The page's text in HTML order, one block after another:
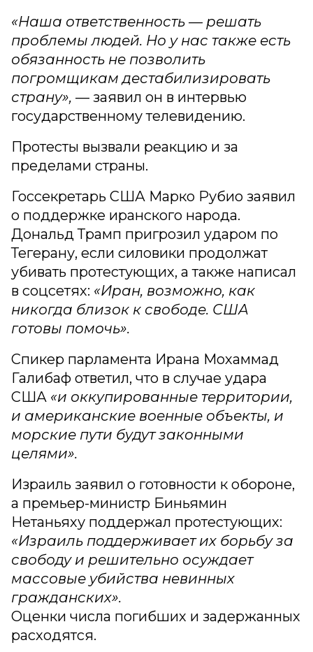
«Наша ответственность — решать
проблемы людей. Но у нас также есть
обязанность не позволить
погромщикам дестабилизировать
страну», — заявил он в интервью
государственному телевидению.
Протесты вызвали реакцию и за
пределами страны.
Госсекретарь США Марко Рубио заявил
о поддержке иранского народа.
Дональд Трамп пригрозил ударом по
Тегерану, если силовики продолжат
убивать протестующих, а также написал
в соцсетях: «Иран, возможно, как
никогда близок к свободе. США
готовы помочь».
Спикер парламента Ирана Мохаммад
Галибаф ответил, что в случае удара
США «и оккупированные территории,
и американские военные объекты, и
морские пути будут законными
целями».
Израиль заявил о готовности к обороне,
а премьер-министр Биньямин
Нетаньяху поддержал протестующих:
«Израиль поддерживает их борьбу за
свободу и решительно осуждает
массовые убийства невинных
гражданских».
Оценки числа погибших и задержанных
расходятся.